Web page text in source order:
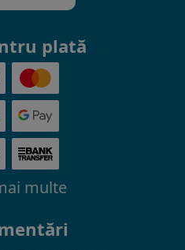
plată
multe